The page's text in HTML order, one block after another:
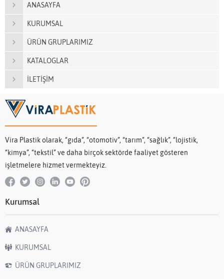
ANASAYFA
KURUMSAL
ÜRÜN GRUPLARIMIZ
KATALOGLAR
İLETİŞİM
Vira Plastik olarak, “gıda”, “otomotiv”, “tarım”, “sağlık”, “lojistik,
“kimya”, “tekstil” ve daha birçok sektörde faaliyet gösteren
işletmelere hizmet vermekteyiz.
Kurumsal
ANASAYFA
KURUMSAL
ÜRÜN GRUPLARIMIZ